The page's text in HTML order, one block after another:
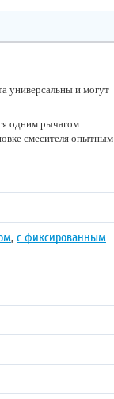
универсальны и могут
одним рычагом.
смесителя опытным
, с фиксированным